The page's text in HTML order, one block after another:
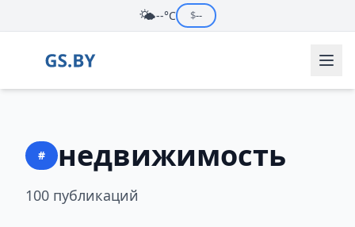
🌤️--°C $--
# недвижимость
100 публикаций